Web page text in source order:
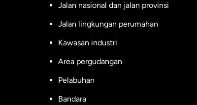
Jalan nasional dan jalan provinsi
Jalan lingkungan perumahan
Kawasan industri
Area pergudangan
Pelabuhan
Bandara